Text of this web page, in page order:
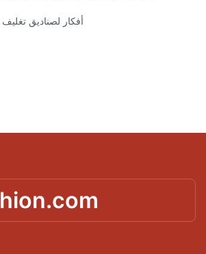
أفكار لصناديق تغليف